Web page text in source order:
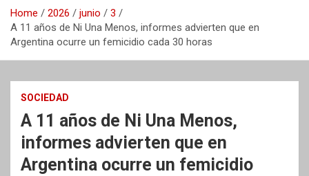
Home 2026 junio
3
A 11 años de Ni Una Menos, informes advierten que en
Argentina ocurre un femicidio cada 30 horas
SOCIEDAD
A 11 años de Ni Una Menos,
informes advierten que en
Argentina ocurre un femicidio